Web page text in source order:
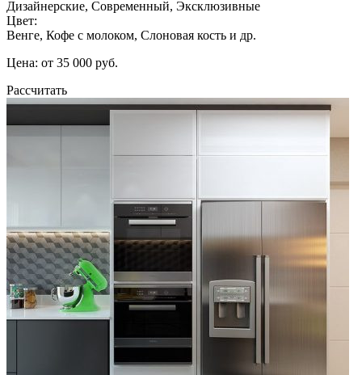
Дизайнерские, Современный, Эксклюзивные
Цвет:
Венге, Кофе с молоком, Слоновая кость и др.
Цена: от 35 000 руб.
Рассчитать